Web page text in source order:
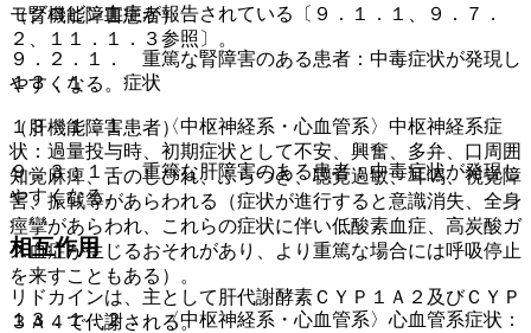
モグロビン血症が報告されている〔９．１．１、９．７．
２、１１．１．３参照〕。
１３．１． 症状
１３．１．１． 〈中枢神経系・心血管系〉中枢神経系症
状：過量投与時、初期症状として不安、興奮、多弁、口周囲
知覚麻痺、舌のしびれ、ふらつき、聴覚過敏、耳鳴、視覚障
害、振戦等があらわれる（症状が進行すると意識消失、全身
痙攣があらわれ、これらの症状に伴い低酸素血症、高炭酸ガ
ス血症が生じるおそれがあり、より重篤な場合には呼吸停止
を来すこともある）。
１３．１．２． 〈中枢神経系・心血管系〉心血管系症状：
（腎機能障害患者）
９．２．１． 重篤な腎障害のある患者：中毒症状が発現し
やすくなる。
（肝機能障害患者）
９．３．１． 重篤な肝障害のある患者：中毒症状が発現し
やすくなる。
相互作用
リドカインは、主として肝代謝酵素ＣＹＰ１Ａ２及びＣＹＰ
３Ａ４で代謝される。